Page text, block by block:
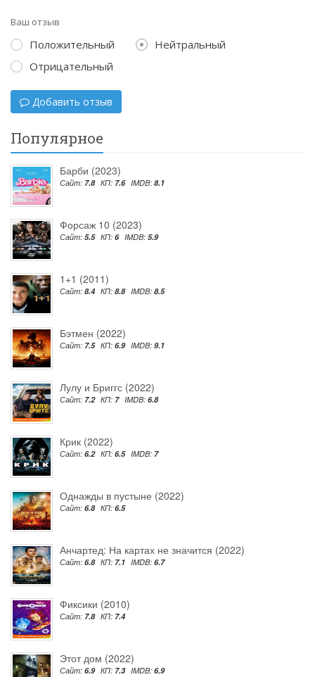
Ваш отзыв
Положительный
Нейтральный
Отрицательный
Добавить отзыв
Популярное
Барби (2023)
Сайт: 7.8 КП: 7.6 IMDB: 8.1
Форсаж 10 (2023)
Сайт: 5.5 КП: 6 IMDB: 5.9
1+1 (2011)
Сайт: 8.4 КП: 8.8 IMDB: 8.5
Бэтмен (2022)
Сайт: 7.5 КП: 6.9 IMDB: 9.1
Лулу и Бриггс (2022)
Сайт: 7.2 КП: 7 IMDB: 6.8
Крик (2022)
Сайт: 6.2 КП: 6.5 IMDB: 7
Однажды в пустыне (2022)
Сайт: 6.8 КП: 6.5
Анчартед: На картах не значится (2022)
Сайт: 6.8 КП: 7.1 IMDB: 6.7
Фиксики (2010)
Сайт: 7.8 КП: 7.4
Этот дом (2022)
Сайт: 6.9 КП: 7.3 IMDB: 6.9